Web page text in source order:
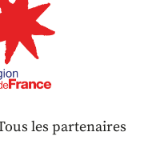
les partenaires